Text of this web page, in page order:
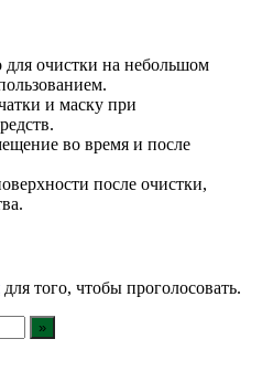
для очистки на небольшом
и маску при
во время и после
после очистки,
для того, чтобы проголосовать.